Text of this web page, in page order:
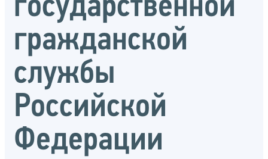
государственной
гражданской
службы
Российской
Федерации